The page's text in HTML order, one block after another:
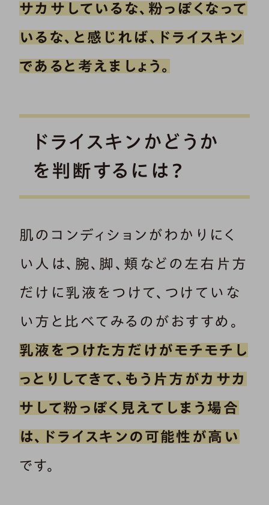
サカサしているな、粉っぽくなって
いるな、と感じれば、ドライスキン
であると考えましょう。
ドライスキンかどうか
を判断するには？
肌のコンディションがわかりにく
い人は、腕、脚、頬などの左右片方
だけに乳液をつけて、つけていな
い方と比べてみるのがおすすめ。
乳液をつけた方だけがモチモチし
っとりしてきて、もう片方がカサカ
サして粉っぽく見えてしまう場合
は、ドライスキンの可能性が高い
です。